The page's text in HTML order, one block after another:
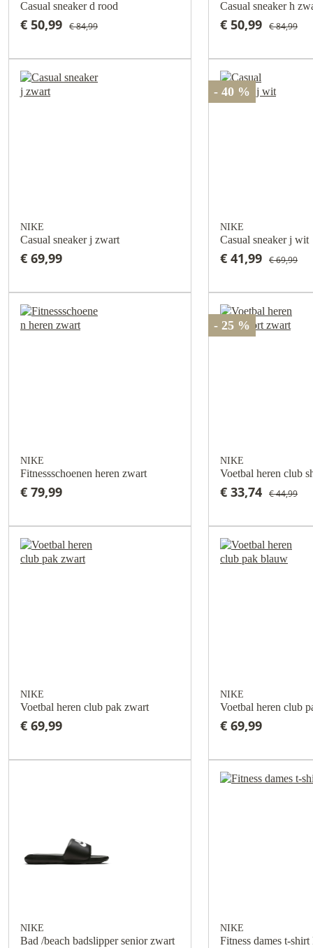
Casual sneaker d rood
€ 50,99 € 84,99
Casual sneaker h
€ 50,99 € 84,99
NIKE
Casual sneaker j zwart
€ 69,99
- 40 %
NIKE
Casual sneaker j wit
€ 41,99 € 69,99
NIKE
Fitnessschoenen heren zwart
€ 79,99
- 25 %
NIKE
€ 33,74 € 44,99
NIKE
Voetbal heren club pak zwart
€ 69,99
NIKE
Voetbal heren club
€ 69,99
NIKE
Bad /beach badslipper senior zwart
NIKE
Fitness dames t-